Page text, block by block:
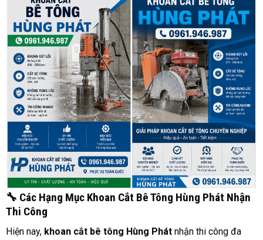
🔧 Các Hạng Mục Khoan Cắt Bê Tông Hùng Phát Nhận
Thi Công
Hiện nay, khoan cắt bê tông Hùng Phátnhận thi công đa